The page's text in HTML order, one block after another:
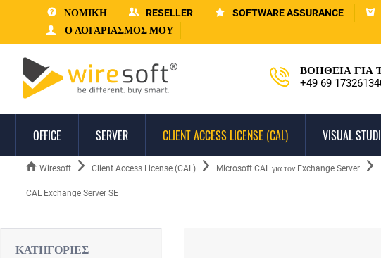
ΝΟΜΙΚΗ RESELLER SOFTWARE ASSURANCE
Ο ΛΟΓΑΡΙΑΣΜΌΣ ΜΟΥ
ΒΟΉΘΕΙΑ ΓΙΑ
+49 69
OFFICE SERVER CLIENT ACCESS LICENSE (CAL) VISUAL
Wiresoft Client Access License (CAL) Microsoft CAL για τον Exchange Server
CAL Exchange Server SE
ΚΑΤΗΓΟΡΊΕΣ